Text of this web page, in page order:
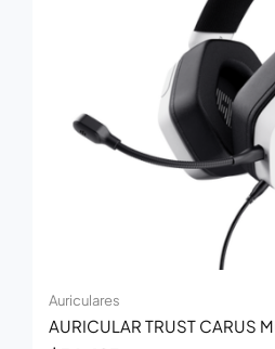
Auriculares
AURICULAR TRUST CARUS